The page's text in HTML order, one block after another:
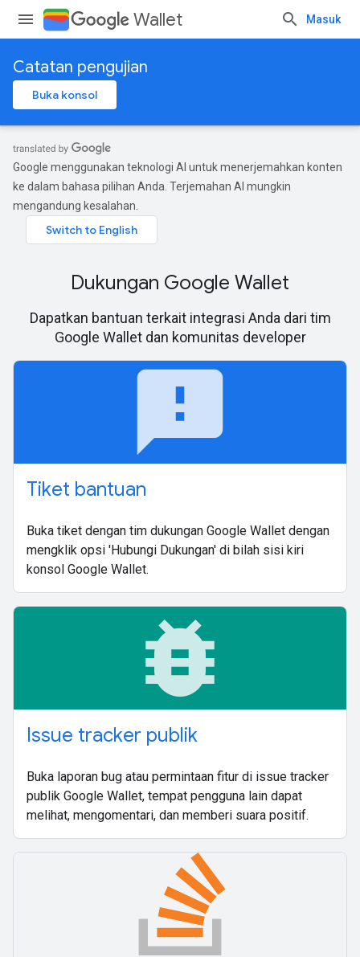
Wallet Masuk
Catatan pengujian
Buka konsol
Google menggunakan teknologi AI untuk menerjemahkan konten
ke dalam bahasa pilihan Anda. Terjemahan AI mungkin
mengandung kesalahan.
Dukungan Google Wallet
Dapatkan bantuan terkait integrasi Anda dari tim
Google Wallet dan komunitas developer
feedback
Tiket bantuan
Buka tiket dengan tim dukungan Google Wallet dengan
mengklik opsi 'Hubungi Dukungan' di bilah sisi kiri
konsol Google Wallet.
bug_report
Issue tracker publik
Buka laporan bug atau permintaan fitur di issue tracker
publik Google Wallet, tempat pengguna lain dapat
melihat, mengomentari, dan memberi suara positif.